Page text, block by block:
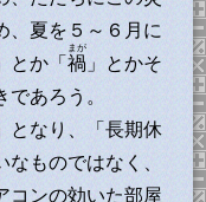
、夏を５～６月に
とか「禍
まが
」とかそ
あろう。
となり、「長期休
ものではなく、
コンの効いた部屋